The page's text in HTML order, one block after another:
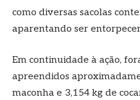
como diversas sacolas
aparentando ser
Em continuidade à ação,
apreendidos
maconha e 3,154 kg de